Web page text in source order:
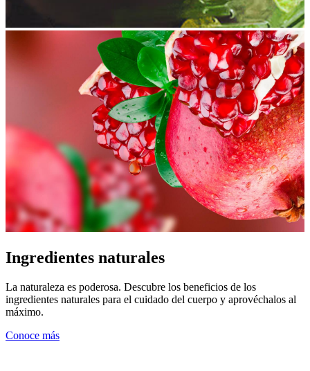
Ingredientes naturales
La naturaleza es poderosa. Descubre los beneficios de los
ingredientes naturales para el cuidado del cuerpo y aprovéchalos al
máximo.
Conoce más